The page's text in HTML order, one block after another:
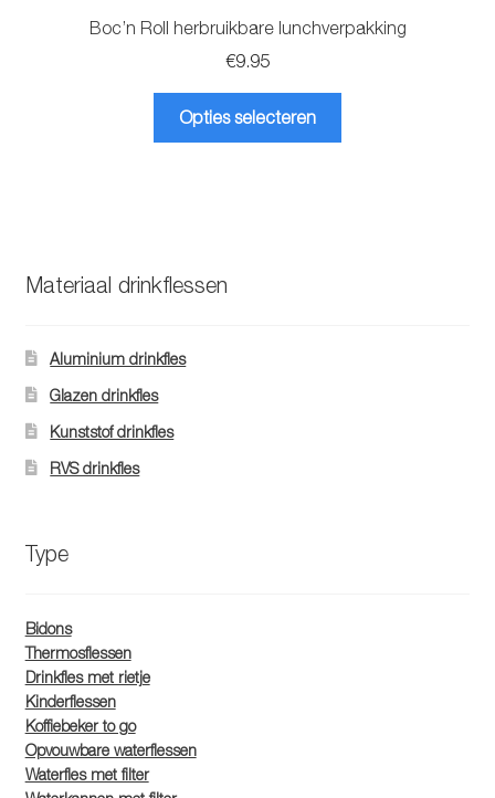
Boc’n Roll herbruikbare lunchverpakking
€9.95
Opties selecteren
Materiaal drinkflessen
Aluminium drinkfles
Glazen drinkfles
Kunststof drinkfles
RVS drinkfles
Type
Bidons
Thermosflessen
Drinkfles met rietje
Kinderflessen
Koffiebeker to go
Opvouwbare waterflessen
Waterfles met filter